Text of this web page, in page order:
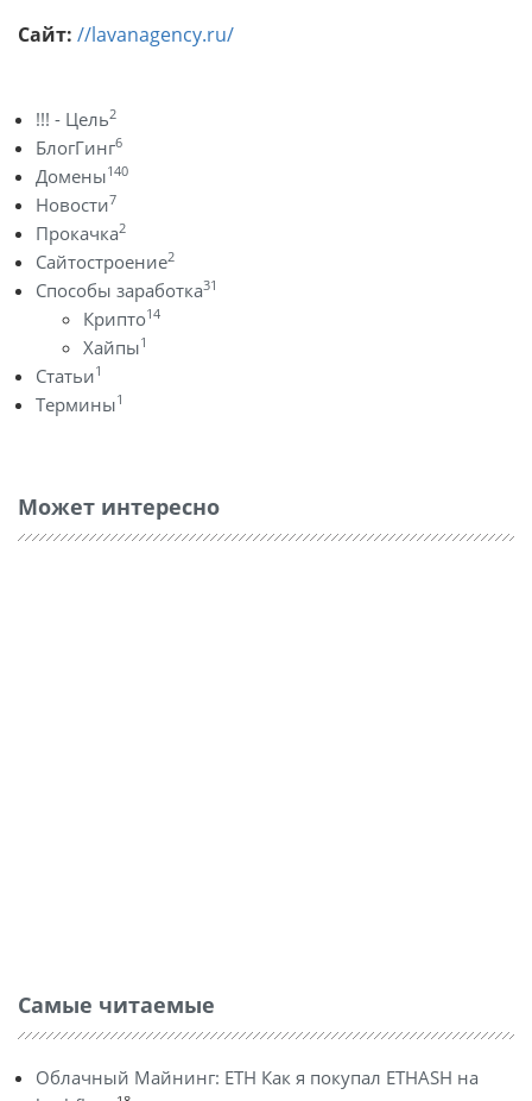
Сайт: //lavanagency.ru/
!!! - Цель2
БлогГинг6
Домены140
Новости7
Прокачка2
Сайтостроение2
Способы заработка31
Крипто14
Хайпы1
Статьи1
Термины1
Может интересно
Самые читаемые
Облачный Майнинг: ETH Как я покупал ETHASH на